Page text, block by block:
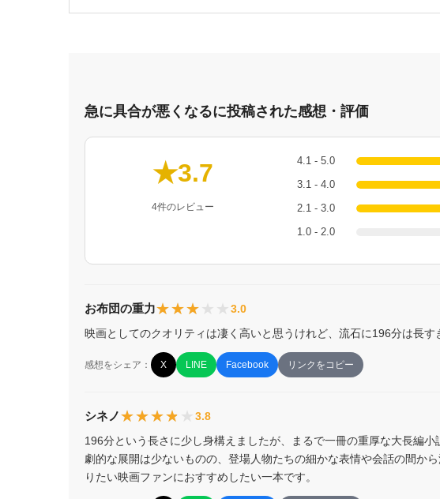
急に具合が悪くなるに投稿された感想・評価
★3.7
4件のレビュー
4.1 - 5.0
3.1 - 4.0
2.1 - 3.0
1.0 - 2.0
お布団の重力★★★★★
★★★★★ 3.0
映画としてのクオリティは凄く高いと思うけれど、流石に196分は長
感想をシェア： X LINE Facebook リンクをコピー
シネノ★★★★★
★★★★★ 3.8
196分という長さに少し身構えましたが、まるで一冊の重厚な大長編
劇的な展開は少ないものの、登場人物たちの細かな表情や会話の間か
りたい映画ファンにおすすめしたい一本です。